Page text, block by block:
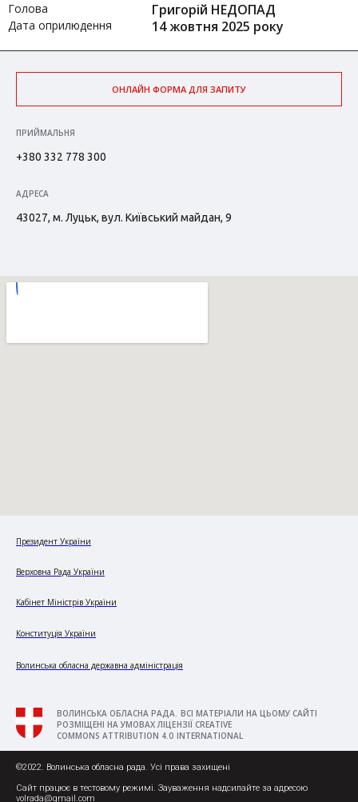
Голова Григорій НЕДОПАД
Дата оприлюдення 14 жовтня 2025 року
ОНЛАЙН ФОРМА ДЛЯ ЗАПИТУ
ПРИЙМАЛЬНЯ
+380 332 778 300
АДРЕСА
43027, м. Луцьк, вул. Київський майдан, 9
Президент України
Верховна Рада України
Кабінет Міністрів України
Конституція України
Волинська обласна державна адміністрація
ВОЛИНСЬКА ОБЛАСНА РАДА. ВСІ МАТЕРІАЛИ НА ЦЬОМУ САЙТІ
РОЗМІЩЕНІ НА УМОВАХ ЛІЦЕНЗІЇ CREATIVE
COMMONS ATTRIBUTION 4.0 INTERNATIONAL
©2022. Волинська обласна рада. Усі права захищені
Сайт працює в тестовому режимі. Зауваження надсилайте за адресою
volrada@gmail.com